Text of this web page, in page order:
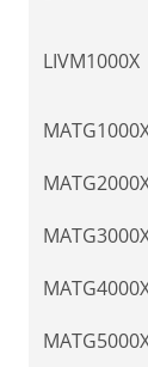
LIVM1000X